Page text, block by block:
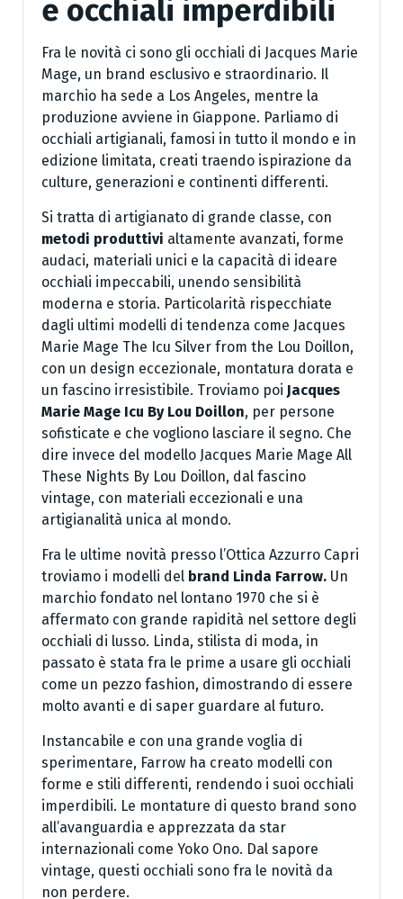
e occhiali imperdibili
Fra le novità ci sono gli occhiali di Jacques Marie
Mage, un brand esclusivo e straordinario. Il
marchio ha sede a Los Angeles, mentre la
produzione avviene in Giappone. Parliamo di
occhiali artigianali, famosi in tutto il mondo e in
edizione limitata, creati traendo ispirazione da
culture, generazioni e continenti differenti.
Si tratta di artigianato di grande classe, con
metodi produttivi altamente avanzati, forme
audaci, materiali unici e la capacità di ideare
occhiali impeccabili, unendo sensibilità
moderna e storia. Particolarità rispecchiate
dagli ultimi modelli di tendenza come Jacques
Marie Mage The Icu Silver from the Lou Doillon,
con un design eccezionale, montatura dorata e
un fascino irresistibile. Troviamo poi Jacques
Marie Mage Icu By Lou Doillon, per persone
sofisticate e che vogliono lasciare il segno. Che
dire invece del modello Jacques Marie Mage All
These Nights By Lou Doillon, dal fascino
vintage, con materiali eccezionali e una
artigianalità unica al mondo.
Fra le ultime novità presso l’Ottica Azzurro Capri
troviamo i modelli del brand Linda Farrow. Un
marchio fondato nel lontano 1970 che si è
affermato con grande rapidità nel settore degli
occhiali di lusso. Linda, stilista di moda, in
passato è stata fra le prime a usare gli occhiali
come un pezzo fashion, dimostrando di essere
molto avanti e di saper guardare al futuro.
Instancabile e con una grande voglia di
sperimentare, Farrow ha creato modelli con
forme e stili differenti, rendendo i suoi occhiali
imperdibili. Le montature di questo brand sono
all’avanguardia e apprezzata da star
internazionali come Yoko Ono. Dal sapore
vintage, questi occhiali sono fra le novità da
non perdere.